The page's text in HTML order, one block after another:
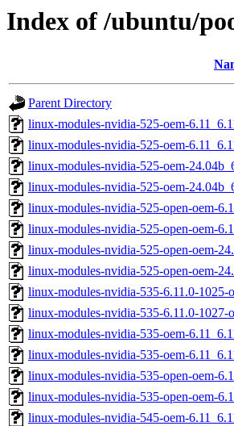
Index of /ubuntu/
Parent Directory
linux-modules-nvidia-525-oem-
linux-modules-nvidia-525-oem-
linux-modules-nvidia-525-oem-
linux-modules-nvidia-525-oem-
linux-modules-nvidia-525-open-oem-
linux-modules-nvidia-525-open-oem-
linux-modules-nvidia-525-open-oem-
linux-modules-nvidia-525-open-oem-
linux-modules-nvidia-535-6.11.0-1025-
linux-modules-nvidia-535-6.11.0-1027-
linux-modules-nvidia-535-oem-
linux-modules-nvidia-535-oem-
linux-modules-nvidia-535-open-oem-
linux-modules-nvidia-535-open-oem-
linux-modules-nvidia-545-oem-